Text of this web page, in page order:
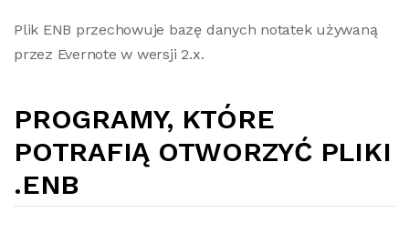
Plik ENB przechowuje bazę danych notatek używaną
przez Evernote w wersji 2.x.
PROGRAMY, KTÓRE
POTRAFIĄ OTWORZYĆ PLIKI
.ENB